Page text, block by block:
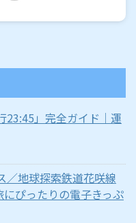
23:45」完全ガイド｜運
／地球探索鉄道花咲線
ぴったりの電子きっぷ